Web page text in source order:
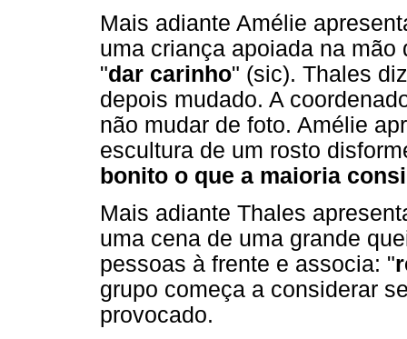
Mais adiante Amélie
uma criança apoiada na
"dar carinho" (sic). Thales
depois mudado. A
não mudar de foto. Amélie
escultura de um rosto
bonito o que a maioria
Mais adiante Thales
uma cena de uma grande
pessoas à frente e associa: "
grupo começa a considerar
provocado.